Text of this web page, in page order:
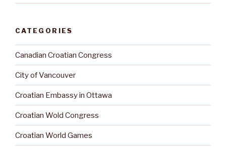
CATEGORIES
Canadian Croatian Congress
City of Vancouver
Croatian Embassy in Ottawa
Croatian Wold Congress
Croatian World Games